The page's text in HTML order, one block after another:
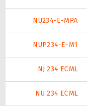
NU234-E-MPA
NUP234-E-M1
NJ 234 ECML
NU 234 ECML